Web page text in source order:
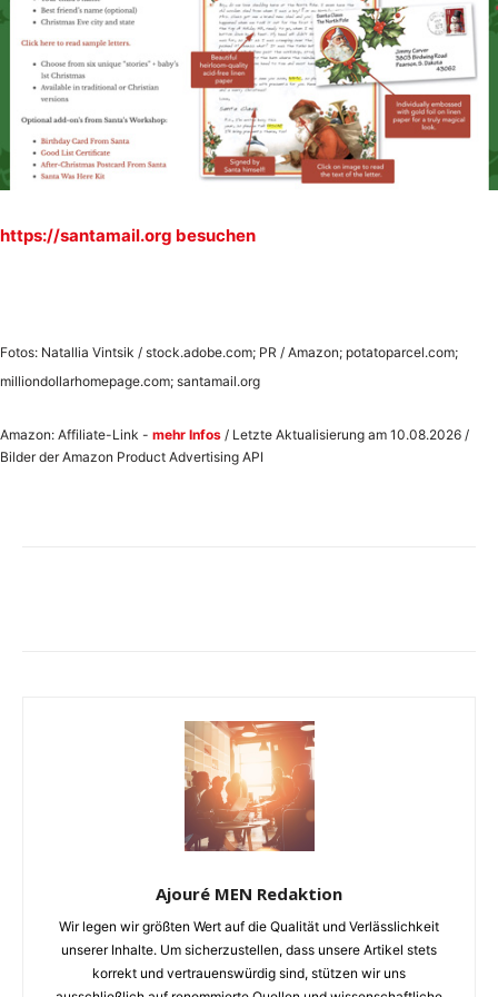
https://santamail.org besuchen
Fotos: Natallia Vintsik / stock.adobe.com; PR / Amazon; potatoparcel.com;
milliondollarhomepage.com; santamail.org
Amazon: Affiliate-Link - mehr Infos / Letzte Aktualisierung am 10.08.2026 /
Bilder der Amazon Product Advertising API
Ajouré MEN Redaktion
Wir legen wir größten Wert auf die Qualität und Verlässlichkeit
unserer Inhalte. Um sicherzustellen, dass unsere Artikel stets
korrekt und vertrauenswürdig sind, stützen wir uns